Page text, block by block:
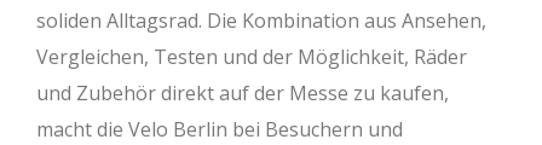
soliden Alltagsrad. Die Kombination aus Ansehen,
Vergleichen, Testen und der Möglichkeit, Räder
und Zubehör direkt auf der Messe zu kaufen,
macht die Velo Berlin bei Besuchern und